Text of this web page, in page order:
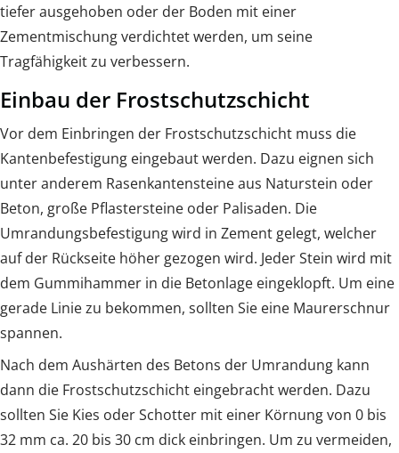
tiefer ausgehoben oder der Boden mit einer
Zementmischung verdichtet werden, um seine
Tragfähigkeit zu verbessern.
Einbau der Frostschutzschicht
Vor dem Einbringen der Frostschutzschicht muss die
Kantenbefestigung eingebaut werden. Dazu eignen sich
unter anderem Rasenkantensteine aus Naturstein oder
Beton, große Pflastersteine oder Palisaden. Die
Umrandungsbefestigung wird in Zement gelegt, welcher
auf der Rückseite höher gezogen wird. Jeder Stein wird mit
dem Gummihammer in die Betonlage eingeklopft. Um eine
gerade Linie zu bekommen, sollten Sie eine Maurerschnur
spannen.
Nach dem Aushärten des Betons der Umrandung kann
dann die Frostschutzschicht eingebracht werden. Dazu
sollten Sie Kies oder Schotter mit einer Körnung von 0 bis
32 mm ca. 20 bis 30 cm dick einbringen. Um zu vermeiden,